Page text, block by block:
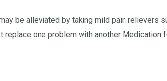
be alleviated by taking mild pain relievers
replace one problem with another